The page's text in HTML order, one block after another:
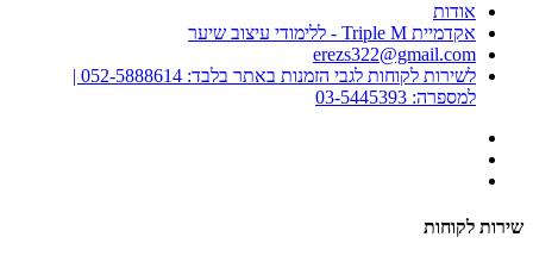
אודות
אקדמיית Triple M - ללימודי עיצוב שיער
erezs322@gmail.com
לשירות לקוחות לגבי הזמנות באתר בלבד: 052-5888614 |
למספרה: 03-5445393
שירות לקוחות